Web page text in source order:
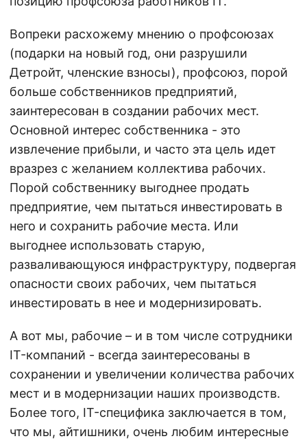
Вопреки расхожему мнению о профсоюзах
(подарки на новый год, они разрушили
Детройт, членские взносы), профсоюз, порой
больше собственников предприятий,
заинтересован в создании рабочих мест.
Основной интерес собственника - это
извлечение прибыли, и часто эта цель идет
вразрез с желанием коллектива рабочих.
Порой собственнику выгоднее продать
предприятие, чем пытаться инвестировать в
него и сохранить рабочие места. Или
выгоднее использовать старую,
разваливающуюся инфраструктуру, подвергая
опасности своих рабочих, чем пытаться
инвестировать в нее и модернизировать.
А вот мы, рабочие – и в том числе сотрудники
IT-компаний - всегда заинтересованы в
сохранении и увеличении количества рабочих
мест и в модернизации наших производств.
Более того, IT-специфика заключается в том,
что мы, айтишники, очень любим интересные